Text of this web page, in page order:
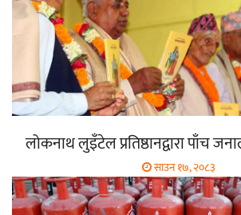
लोकनाथ लुइँटेल प्रतिष्ठानद्वारा पाँच
साउन १७, २०८३